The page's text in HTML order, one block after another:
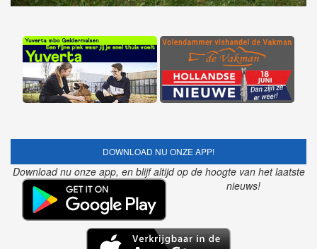
DOWNLOAD NU ONZE APP!
Download nu onze app, en blijf altijd op de hoogte van het laatste
nieuws!